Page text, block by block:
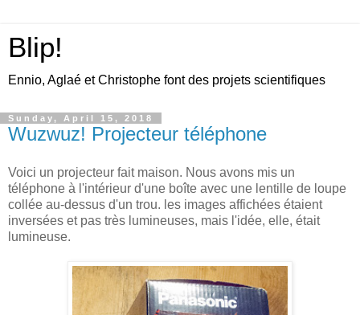
Blip!
Ennio, Aglaé et Christophe font des projets scientifiques
Sunday, April 15, 2018
Wuzwuz! Projecteur téléphone
Voici un projecteur fait maison. Nous avons mis un
téléphone à l'intérieur d'une boîte avec une lentille de loupe
collée au-dessus d'un trou. les images affichées étaient
inversées et pas très lumineuses, mais l'idée, elle, était
lumineuse.